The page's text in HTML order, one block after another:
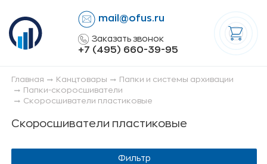
mail@ofus.ru
Заказать звонок
+7 (495) 660-39-95
Главная Канцтовары
Папки и системы архивации
Папки-скоросшиватели
Скоросшиватели пластиковые
Скоросшиватели пластиковые
Фильтр